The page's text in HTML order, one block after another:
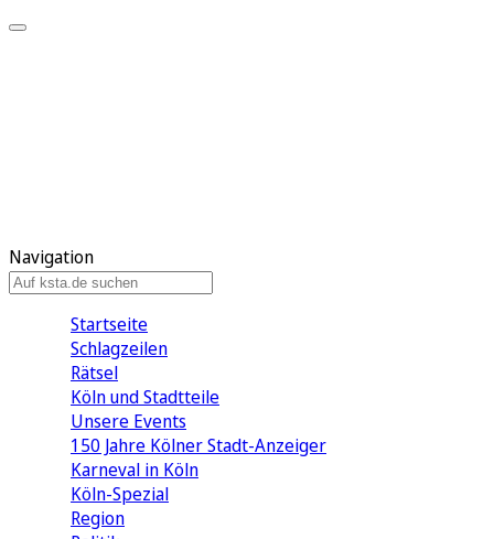
Navigation
Startseite
Schlagzeilen
Rätsel
Köln und Stadtteile
Unsere Events
150 Jahre Kölner Stadt-Anzeiger
Karneval in Köln
Köln-Spezial
Region